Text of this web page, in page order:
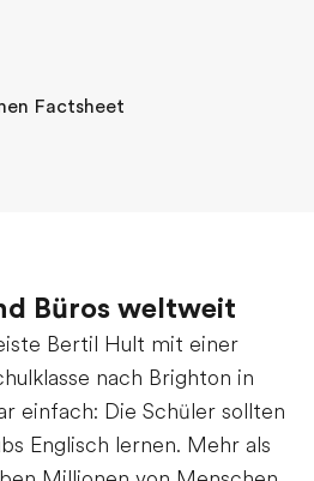
Factsheet
Büros weltweit
Bertil Hult mit einer
nach Brighton in
einfach: Die Schüler sollten
Englisch lernen. Mehr als